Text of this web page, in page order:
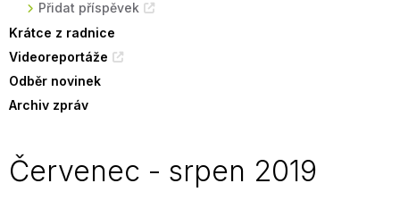
Přidat příspěvek
Krátce z radnice
Videoreportáže
Odběr novinek
Archiv zpráv
Červenec - srpen 2019